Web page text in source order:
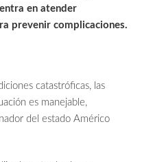
en atender
prevenir complicaciones.
catastróficas, las
es manejable,
del estado Américo